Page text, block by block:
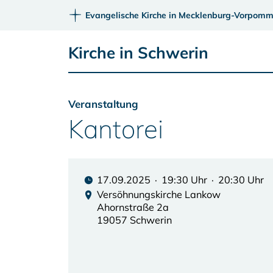
Evangelische Kirche in Mecklenburg-
Kirche in Schwerin
Veranstaltung
Kantorei
17.09.2025 · 19:30 Uhr · 20:30 Uhr
Versöhnungskirche Lankow
Ahornstraße 2a
19057 Schwerin